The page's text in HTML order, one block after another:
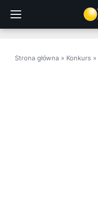
treści
Strona główna » Konkurs »